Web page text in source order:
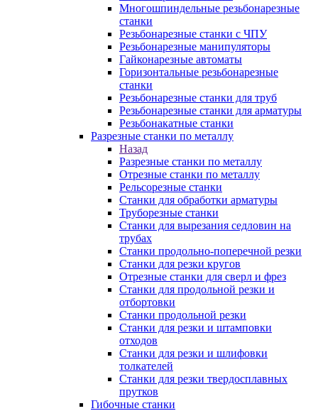
Многошпиндельные резьбонарезные
станки
Резьбонарезные станки с ЧПУ
Резьбонарезные манипуляторы
Гайконарезные автоматы
Горизонтальные резьбонарезные
станки
Резьбонарезные станки для труб
Резьбонарезные станки для арматуры
Резьбонакатные станки
Разрезные станки по металлу
Назад
Разрезные станки по металлу
Отрезные станки по металлу
Рельсорезные станки
Станки для обработки арматуры
Труборезные станки
Станки для вырезания седловин на
трубаx
Станки продольно-поперечной резки
Станки для резки кругов
Отрезные станки для сверл и фрез
Станки для продольной резки и
отбортовки
Станки продольной резки
Станки для резки и штамповки
отходов
Станки для резки и шлифовки
толкателей
Станки для резки твердосплавных
прутков
Гибочные станки